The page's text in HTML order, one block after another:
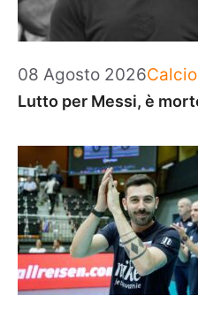
08 Agosto 2026Calcio
Lutto per Messi, è